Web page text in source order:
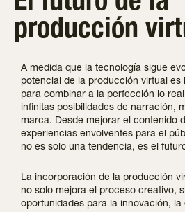
producción
A medida que la tecnología sigue
potencial de la producción virtual es
para combinar a la perfección lo
infinitas posibilidades de narración,
marca. Desde mejorar el contenido
experiencias envolventes para el
no es solo una tendencia, es el
La incorporación de la producción
no solo mejora el proceso creativo,
oportunidades para la innovación,